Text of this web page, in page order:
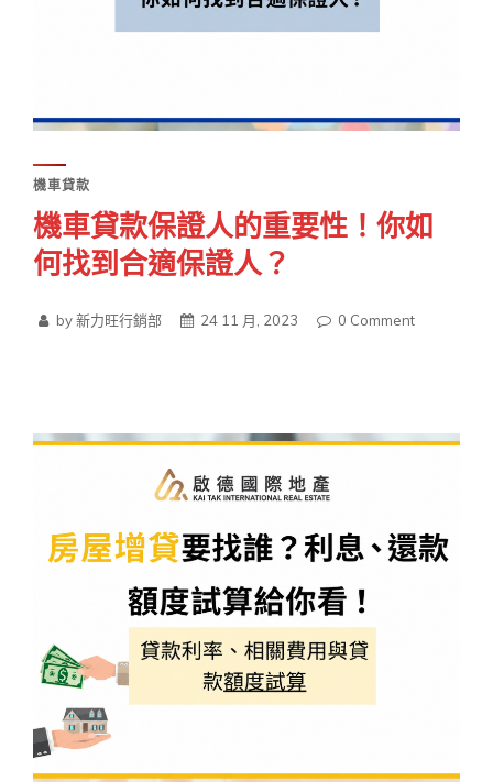
機車貸款
機車貸款保證人的重要性！你如
何找到合適保證人？
by 新力旺行銷部 24 11 月, 2023 0 Comment